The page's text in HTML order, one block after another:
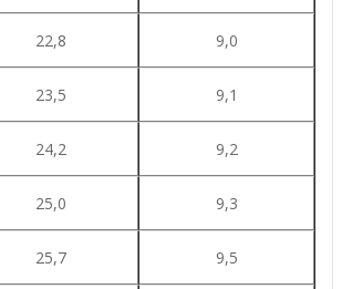
22,8 9,0
23,5 9,1
24,2 9,2
25,0 9,3
25,7 9,5